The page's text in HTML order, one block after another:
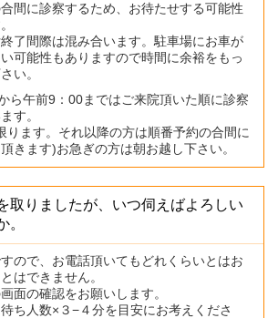
間に診察するため、お待たせする可能性
了間際は混み合います。駐車場にお車が
可能性もありますので時間に余裕をもっ
い。
ら午前9：00まではご来院頂いた順に診察
す。
ります。それ以降の方は順番予約の合間に
きます)お急ぎの方は朝お越し下さい。
取りましたが、いつ伺えばよろしい
。
ので、お電話頂いてもどれくらいとはお
はできません。
面の確認をお願いします。
ち人数×３−４分を目安にお考えくださ